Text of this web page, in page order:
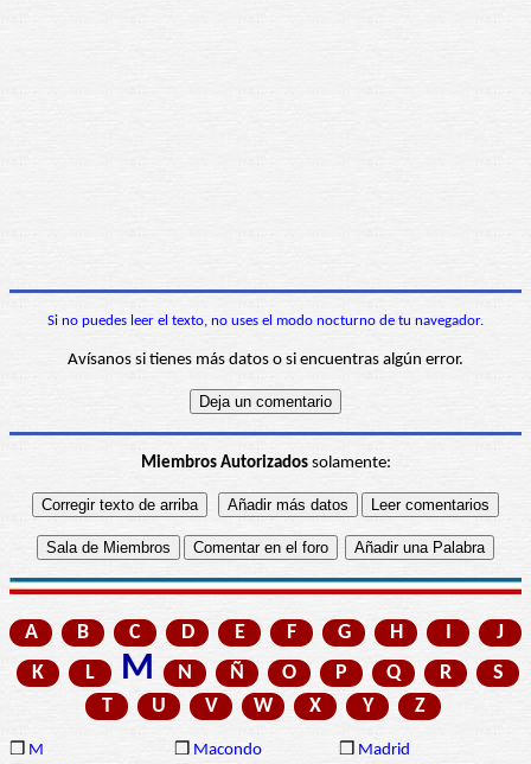
Si no puedes leer el texto, no uses el modo nocturno de tu navegador.
Avísanos si tienes más datos o si encuentras algún error.
Miembros Autorizadossolamente:
A B C D E F G H I
J
K
L M N Ñ O P Q R
S
T
U V W X Y Z
❒ M ❒ Macondo ❒ Madrid